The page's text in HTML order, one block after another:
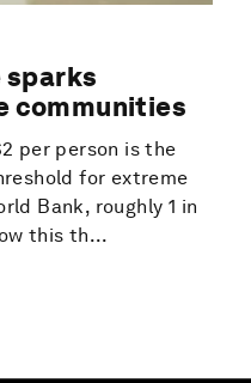
sparks
communities
per person is the
for extreme
Bank, roughly 1 in
this th...